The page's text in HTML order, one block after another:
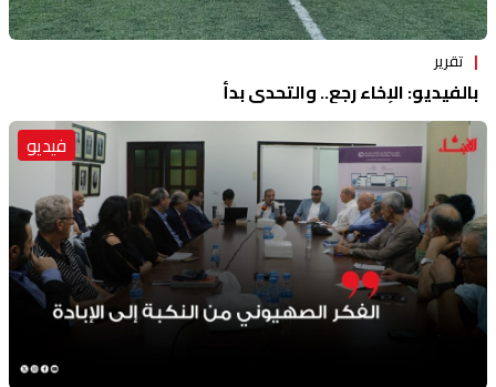
تقرير
بالفيديو: الإخاء رجع.. والتحدي بدأ
فيديو